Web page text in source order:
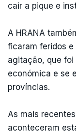
cair a pique e
A HRANA
ficaram feridos e
agitação, que foi
económica e se
províncias.
As mais
aconteceram